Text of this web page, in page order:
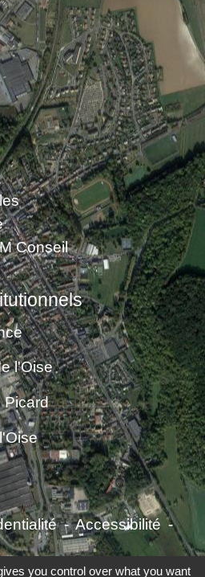
Conseil
l'Oise
Picard
- Accessibilité -
Localiti - Plan du site -
you control over what you want